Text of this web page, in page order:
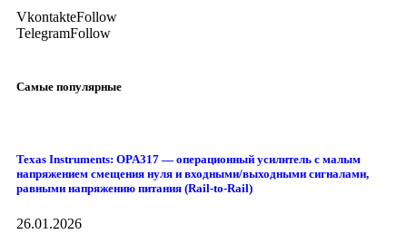
VkontakteFollow
TelegramFollow
Самые популярные
Texas Instruments: OPA317 — операционный усилитель с малым
напряжением смещения нуля и входными/выходными сигналами,
равными напряжению питания (Rail-to-Rail)
26.01.2026